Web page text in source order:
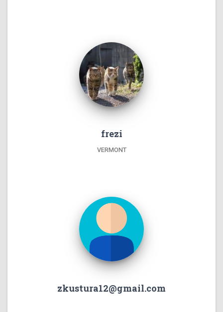
frezi
VERMONT
zkustura12@gmail.com